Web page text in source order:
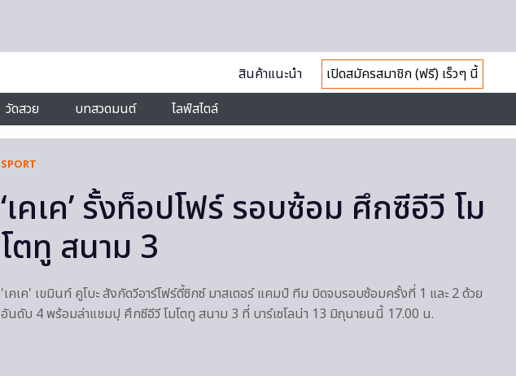
สินค้าแนะนำ
เปิดสมัครสมาชิก (ฟรี) เร็วๆ นี้
วัดสวย บทสวดมนต์ ไลฟ์สไตล์
SPORT
‘เคเค’ รั้งท็อปโฟร์ รอบซ้อม ศึกซีอีวี โม
โตทู สนาม 3
'เคเค' เขมินท์ คูโบะ สังกัดวีอาร์โฟร์ตี้ซิกซ์ มาสเตอร์ แคมป์ ทีม บิดจบรอบซ้อมครั้งที่ 1 และ 2 ด้วย
อันดับ 4 พร้อมล่าแชมปฺ ศึกซีอีวี โมโตทู สนาม 3 ที่ บาร์เซโลน่า 13 มิถุนายนนี้ 17.00 น.